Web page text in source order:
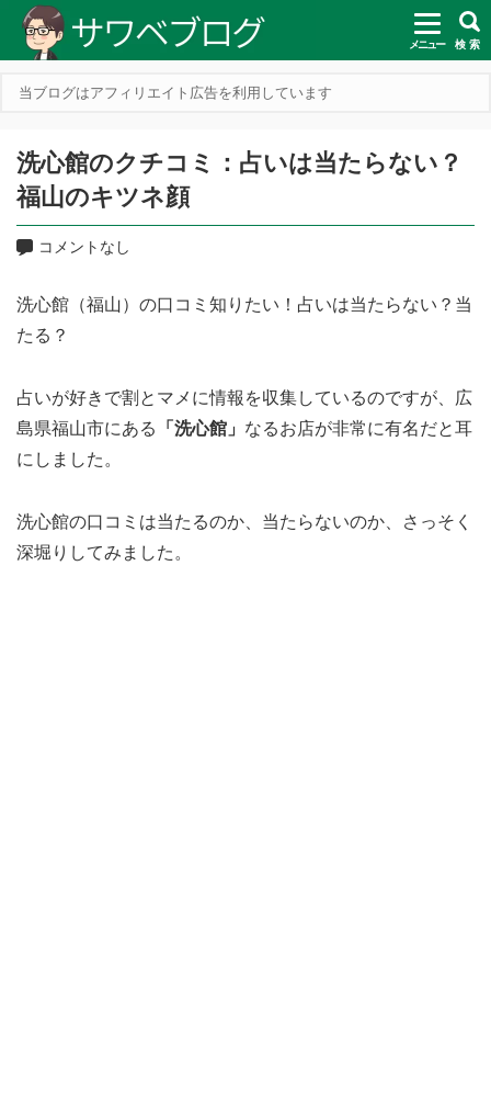
メニュー 検 索
当ブログはアフィリエイト広告を利用しています
洗心館のクチコミ：占いは当たらない？
福山のキツネ顔
コメントなし
洗心館（福山）の口コミ知りたい！占いは当たらない？当
たる？
占いが好きで割とマメに情報を収集しているのですが、広
島県福山市にある
「洗心館」 なるお店が非常に有名だと耳
にしました。
洗心館の口コミは当たるのか、当たらないのか、さっそく
深堀りしてみました。